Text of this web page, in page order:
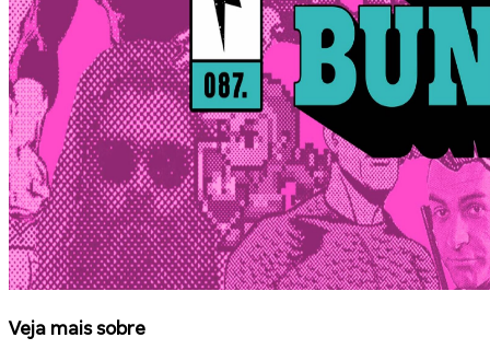
Veja mais sobre